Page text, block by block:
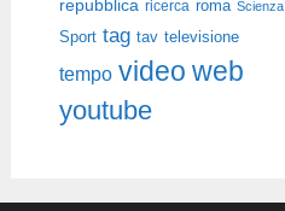
repubblica ricerca roma Scienza
Sport tag tav televisione
tempo video web
youtube